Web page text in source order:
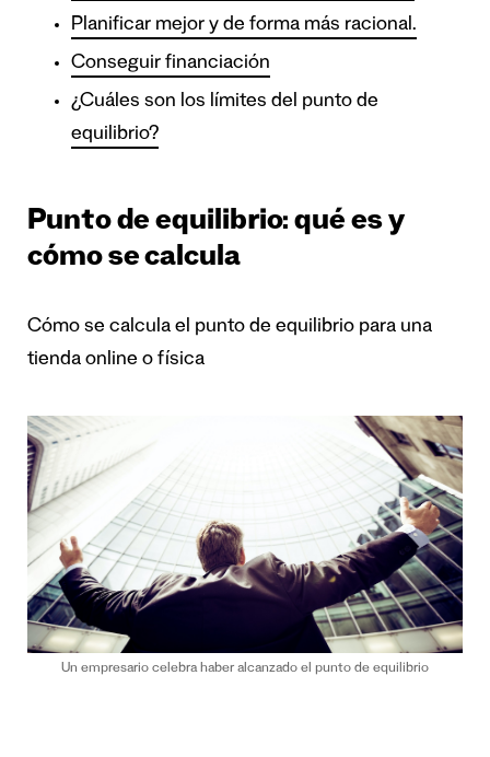
Planificar mejor y de forma más racional.
Conseguir financiación
¿Cuáles son los límites del punto de
equilibrio?
Punto de equilibrio: qué es y
cómo se calcula
Cómo se calcula el punto de equilibrio para una
tienda online o física
Un empresario celebra haber alcanzado el punto de equilibrio